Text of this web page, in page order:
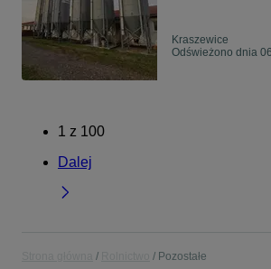
Kraszewice
Odświeżono dnia
1 z 100
Dalej
Pozostałe